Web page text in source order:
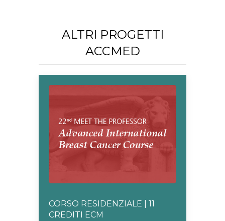
ALTRI PROGETTI
ACCMED
CORSO RESIDENZIALE | 11
CREDITI ECM